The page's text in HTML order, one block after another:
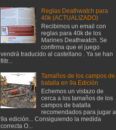
Reglas Deathwatch para
40k (ACTUALIZADO)
Recibimos un email con
reglas para 40k de los
Marines Deathwatch. Se
confirma que el juego
vendrá traducido al castellano . Ya se han
filtr...
Tamaños de los campos de
batalla en 9a Edición
Echemos un vistazo de
cerca a los tamaños de los
campos de batalla
recomendados para jugar a
9a edición... Consiguiendo la medida
correcta O...